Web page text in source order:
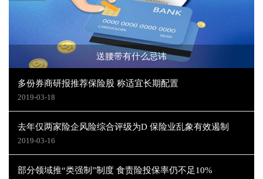
送腰带有什么忌讳
多份券商研报推荐保险股 称适宜长期配置
2019-03-18
去年仅两家险企风险综合评级为D 保险业乱象有效遏制
2019-03-16
部分领域推“类强制”制度 食责险投保率仍不足10%